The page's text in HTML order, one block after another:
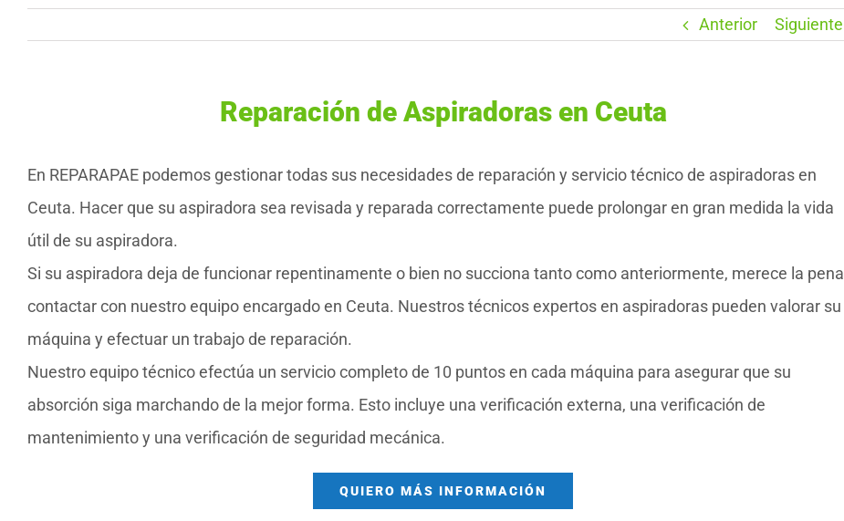
Anterior Siguiente
Reparación de Aspiradoras en Ceuta
En REPARAPAE podemos gestionar todas sus necesidades de reparación y servicio técnico de aspiradoras en
Ceuta. Hacer que su aspiradora sea revisada y reparada correctamente puede prolongar en gran medida la vida
útil de su aspiradora.
Si su aspiradora deja de funcionar repentinamente o bien no succiona tanto como anteriormente, merece la pena
contactar con nuestro equipo encargado en Ceuta. Nuestros técnicos expertos en aspiradoras pueden valorar su
máquina y efectuar un trabajo de reparación.
Nuestro equipo técnico efectúa un servicio completo de 10 puntos en cada máquina para asegurar que su
absorción siga marchando de la mejor forma. Esto incluye una verificación externa, una verificación de
mantenimiento y una verificación de seguridad mecánica.
QUIERO MÁS INFORMACIÓN